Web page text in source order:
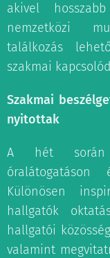
akivel
nemzetközi
találkozás
szakmai
Szakmai
nyitottak
A hét során
Különösen
hallgatók
hallgatói
valamint